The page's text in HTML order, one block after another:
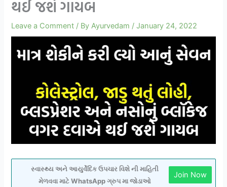
થઈ જશે ગાયબ
Leave a Comment / ByAyurvedam /January 24, 2022
સ્વાસ્થ્ય અને આયુર્વેદિક ઉપચાર વિશે ની માહિતી
મેળવવા માટે WhatsApp ગ્રુપ મા જોડાઓ
Join Now